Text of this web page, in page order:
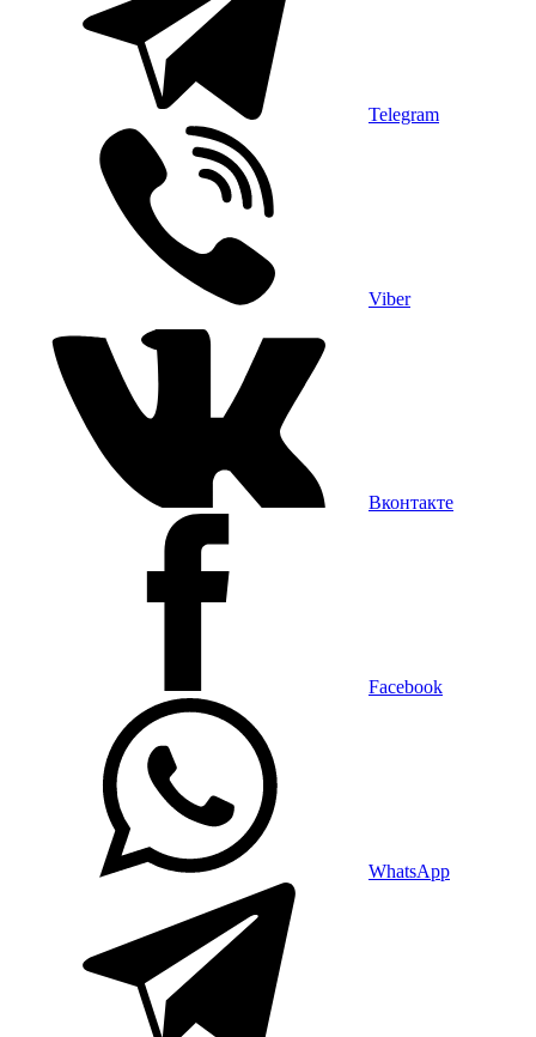
Telegram
Viber
Вконтакте
Facebook
WhatsApp